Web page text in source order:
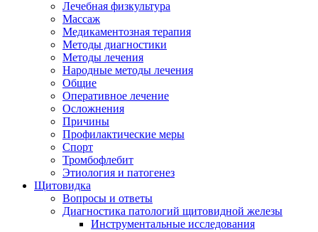
Лечебная физкультура
Массаж
Медикаментозная терапия
Методы диагностики
Методы лечения
Народные методы лечения
Общие
Оперативное лечение
Осложнения
Причины
Профилактические меры
Спорт
Тромбофлебит
Этиология и патогенез
Щитовидка
Вопросы и ответы
Диагностика патологий щитовидной железы
Инструментальные исследования